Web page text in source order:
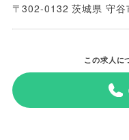
〒302-0132 茨城県 守
この求人に